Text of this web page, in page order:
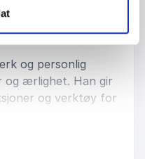
der alle blir sett.
og personlig
og ærlighet. Han gir
og verktøy for
i skolemiljøet.